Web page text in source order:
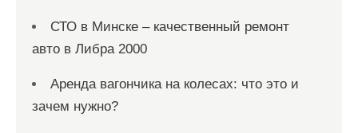
СТО в Минске – качественный ремонт
авто в Либра 2000
Аренда вагончика на колесах: что это и
зачем нужно?